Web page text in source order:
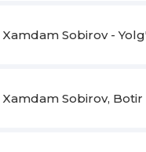
Xamdam Sobirov -
Xamdam Sobirov,